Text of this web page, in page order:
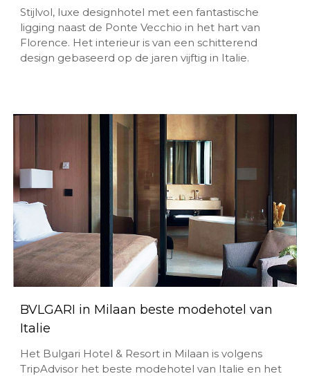
Stijlvol, luxe designhotel met een fantastische
ligging naast de Ponte Vecchio in het hart van
Florence. Het interieur is van een schitterend
design gebaseerd op de jaren vijftig in Italie.
BVLGARI in Milaan beste modehotel van
Italie
Het Bulgari Hotel & Resort in Milaan is volgens
TripAdvisor het beste modehotel van Italie en het